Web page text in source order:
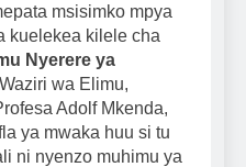
msisimko mpya
kuelekea kilele cha
Nyerere ya
wa Elimu,
Adolf Mkenda,
ya mwaka huu si tu
ni nyenzo muhimu ya